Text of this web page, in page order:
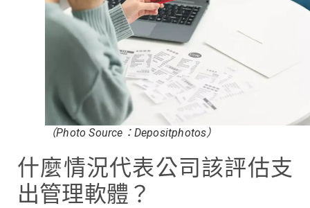
（Photo Source：Depositphotos）
什麼情況代表公司該評估支
出管理軟體？